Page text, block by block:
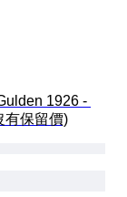
1926 -
有保留價)